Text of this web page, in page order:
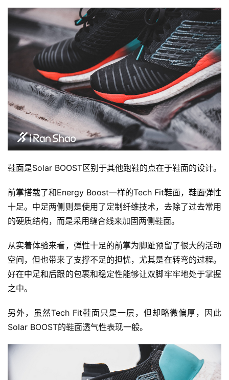
鞋面是Solar BOOST区别于其他跑鞋的点在于鞋面的设计。
前掌搭载了和Energy Boost一样的Tech Fit鞋面，鞋面弹性
十足。中足两侧则是使用了定制纤维技术，去除了过去常用
的硬质结构，而是采用缝合线来加固两侧鞋面。
从实着体验来看，弹性十足的前掌为脚趾预留了很大的活动
空间，但也带来了支撑不足的担忧，尤其是在转弯的过程。
好在中足和后跟的包裹和稳定性能够让双脚牢牢地处于掌握
之中。
另外，虽然Tech Fit鞋面只是一层，但却略微偏厚，因此
Solar BOOST的鞋面透气性表现一般。